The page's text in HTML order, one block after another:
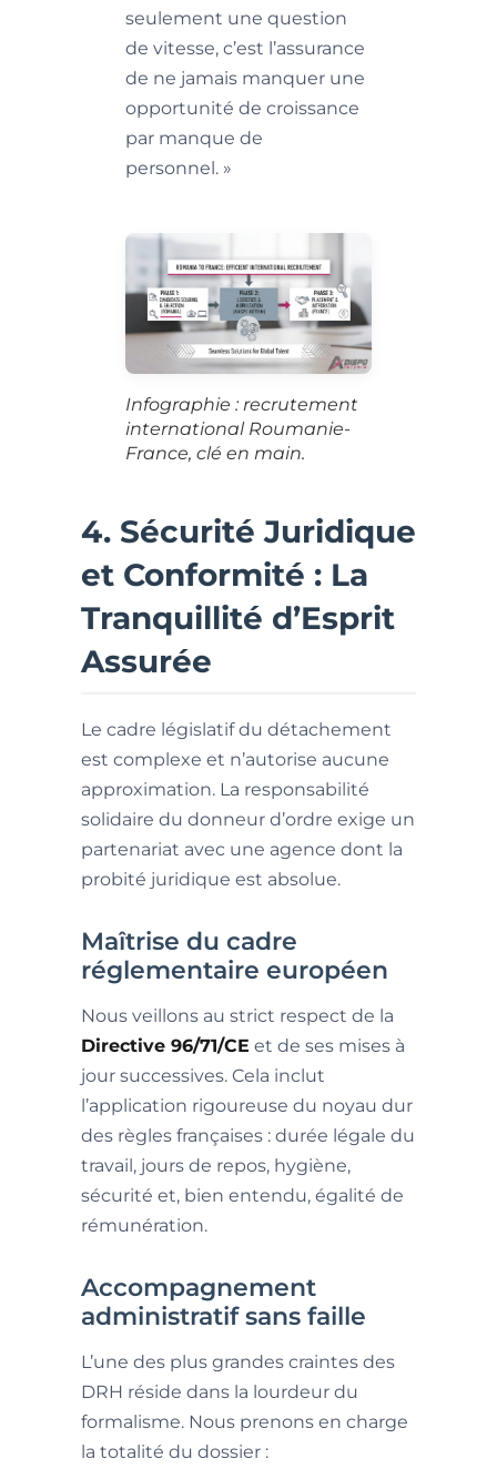
seulement une question
de vitesse, c’est l’assurance
de ne jamais manquer une
opportunité de croissance
par manque de
personnel. »
Infographie : recrutement
international Roumanie-
France, clé en main.
4. Sécurité Juridique
et Conformité : La
Tranquillité d’Esprit
Assurée
Le cadre législatif du détachement
est complexe et n’autorise aucune
approximation. La responsabilité
solidaire du donneur d’ordre exige un
partenariat avec une agence dont la
probité juridique est absolue.
Maîtrise du cadre
réglementaire européen
Nous veillons au strict respect de la
Directive 96/71/CE et de ses mises à
jour successives. Cela inclut
l’application rigoureuse du noyau dur
des règles françaises : durée légale du
travail, jours de repos, hygiène,
sécurité et, bien entendu, égalité de
rémunération.
Accompagnement
administratif sans faille
L’une des plus grandes craintes des
DRH réside dans la lourdeur du
formalisme. Nous prenons en charge
la totalité du dossier :